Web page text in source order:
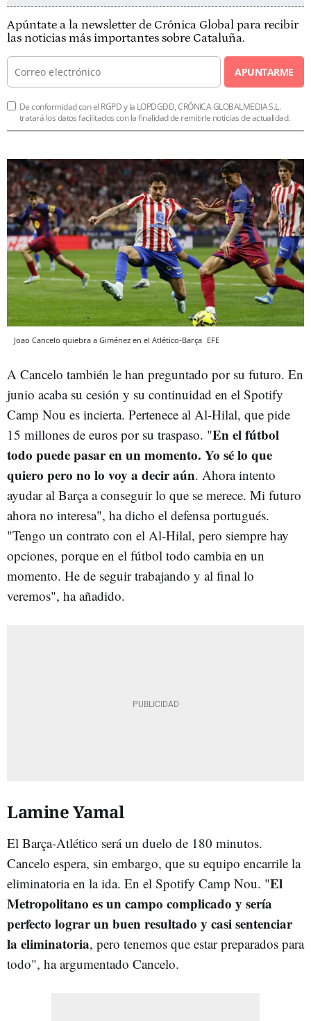
Apúntate a la newsletter de Crónica Global para recibir
las noticias más importantes sobre Cataluña.
APUNTARME
De conformidad con el RGPD y la LOPDGDD, CRÓNICA GLOBALMEDIA S.L.
tratará los datos facilitados con la finalidad de remitirle noticias de actualidad.
Joao Cancelo quiebra a Giménez en el Atlético-Barça EFE
A Cancelo también le han preguntado por su futuro. En
junio acaba su cesión y su continuidad en el Spotify
Camp Nou es incierta. Pertenece al Al-Hilal, que pide
15 millones de euros por su traspaso. "En el fútbol
todo puede pasar en un momento. Yo sé lo que
quiero pero no lo voy a decir aún. Ahora intento
ayudar al Barça a conseguir lo que se merece. Mi futuro
ahora no interesa", ha dicho el defensa portugués.
"Tengo un contrato con el Al-Hilal, pero siempre hay
opciones, porque en el fútbol todo cambia en un
momento. He de seguir trabajando y al final lo
veremos", ha añadido.
Lamine Yamal
El Barça-Atlético será un duelo de 180 minutos.
Cancelo espera, sin embargo, que su equipo encarrile la
eliminatoria en la ida. En el Spotify Camp Nou. "El
Metropolitano es un campo complicado y sería
perfecto lograr un buen resultado y casi sentenciar
la eliminatoria, pero tenemos que estar preparados para
todo", ha argumentado Cancelo.